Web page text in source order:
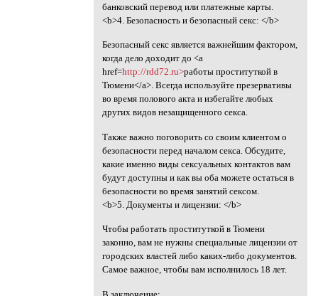
банковский перевод или платежные карты.
<b>4. Безопасность и безопасный секс: </b>
Безопасный секс является важнейшим фактором,
когда дело доходит до <a
href=http://rdd72.ru>работы проституткой в
Тюмени</a>. Всегда используйте презервативы
во время полового акта и избегайте любых
других видов незащищенного секса.
Также важно поговорить со своим клиентом о
безопасности перед началом секса. Обсудите,
какие именно виды сексуальных контактов вам
будут доступны и как вы оба можете остаться в
безопасности во время занятий сексом.
<b>5. Документы и лицензии: </b>
Чтобы работать проституткой в Тюмени
законно, вам не нужны специальные лицензии от
городских властей либо каких-либо документов.
Самое важное, чтобы вам исполнилось 18 лет.